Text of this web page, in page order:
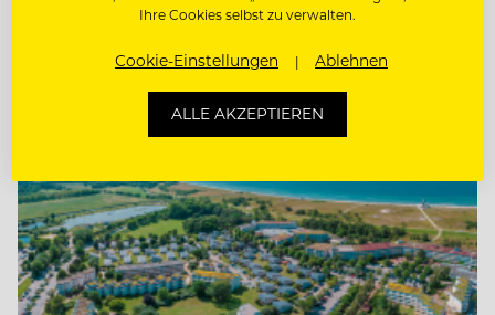
Entdecke alle JobsIhre Cookies selbst zu verwalten.
Cookie-Einstellungen Ablehnen
ALLE AKZEPTIEREN